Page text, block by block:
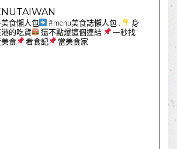
食懶人包 #menu美食誌懶人包 .
身
的吃貨
還不點爆這個連結
一秒找
食
看食記 當美食家